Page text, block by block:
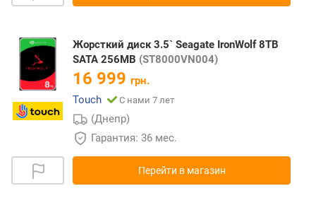
Жорсткий диск 3.5` Seagate IronWolf 8TB
SATA 256MB (ST8000VN004)
16 999 грн.
Touch
С нами 7 лет
(Днепр)
Гарантия: 36 мес.
Перейти в магазин